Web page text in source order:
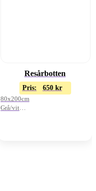
Resårbotten
Pris: 650 kr
80x200cm
Grå/vit